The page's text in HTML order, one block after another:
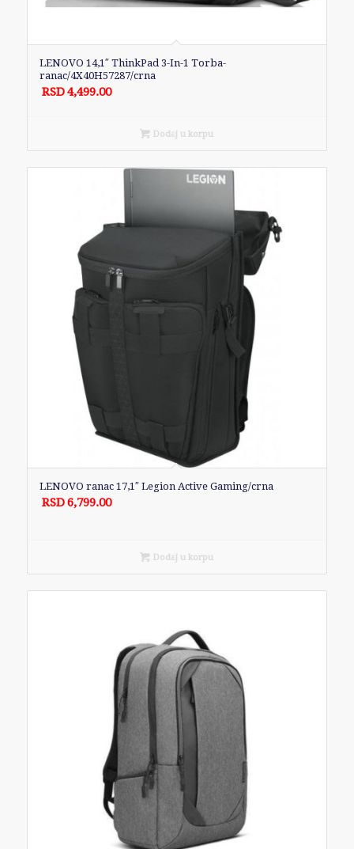
LENOVO 14,1″ ThinkPad 3-In-1 Torba-
ranac/4X40H57287/crna
RSD4,499.00
Dodaj u korpu
LENOVO ranac 17,1″ Legion Active Gaming/crna
RSD6,799.00
Dodaj u korpu